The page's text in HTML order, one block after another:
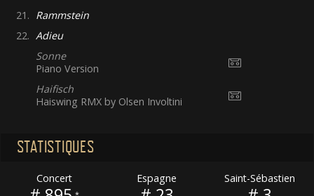
21. Rammstein
22. Adieu
Sonne
Piano Version
Haifisch
Haiswing RMX by Olsen Involtini
STATISTIQUES
Concert Espagne Saint-Sébastien